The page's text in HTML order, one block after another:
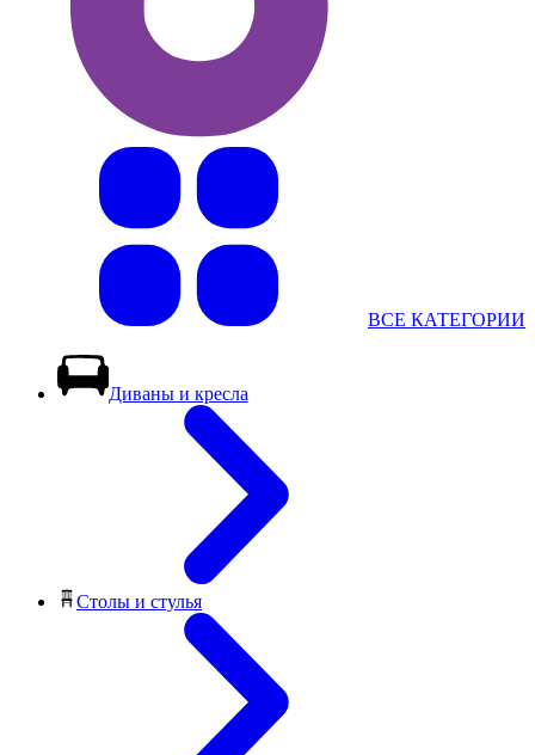
ВСЕ КАТЕГОРИИ
Диваны и кресла
Столы и стулья